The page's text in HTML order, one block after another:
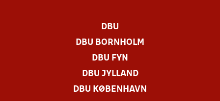
DBU
DBU BORNHOLM
DBU FYN
DBU JYLLAND
DBU KØBENHAVN